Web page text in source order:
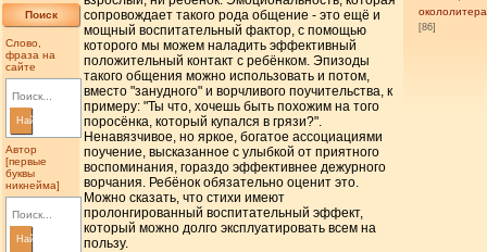
Поиск
Слово,
фраза на
сайте
Найти
Автор
[первые
буквы
никнейма]
Найти
[86]
сопровождает такого рода общение - это ещё и
мощный воспитательный фактор, с помощью
которого мы можем наладить эффективный
положительный контакт с ребёнком. Эпизоды
такого общения можно использовать и потом,
вместо "занудного" и ворчливого поучительства, к
примеру: "Ты что, хочешь быть похожим на того
поросёнка, который купался в грязи?".
Ненавязчивое, но яркое, богатое ассоциациями
поучение, высказанное с улыбкой от приятного
воспоминания, гораздо эффективнее дежурного
ворчания. Ребёнок обязательно оценит это.
Можно сказать, что стихи имеют
пролонгированный воспитательный эффект,
который можно долго эксплуатировать всем на
пользу.